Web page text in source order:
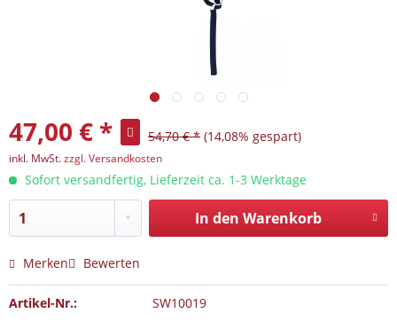
47,00 € * 54,70 € * (14,08% gespart)
inkl. MwSt.zzgl. Versandkosten
Sofort versandfertig, Lieferzeit ca. 1-3 Werktage
In den Warenkorb
Merken Bewerten
Artikel-Nr.: SW10019